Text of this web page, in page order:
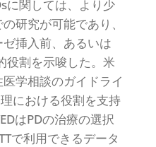
に関しては、より少
研究が可能であり、
挿入前、あるいは
役割を示唆した。米
学相談のガイドライ
における役割を支持
はPDの治療の選択
で利用できるデータ